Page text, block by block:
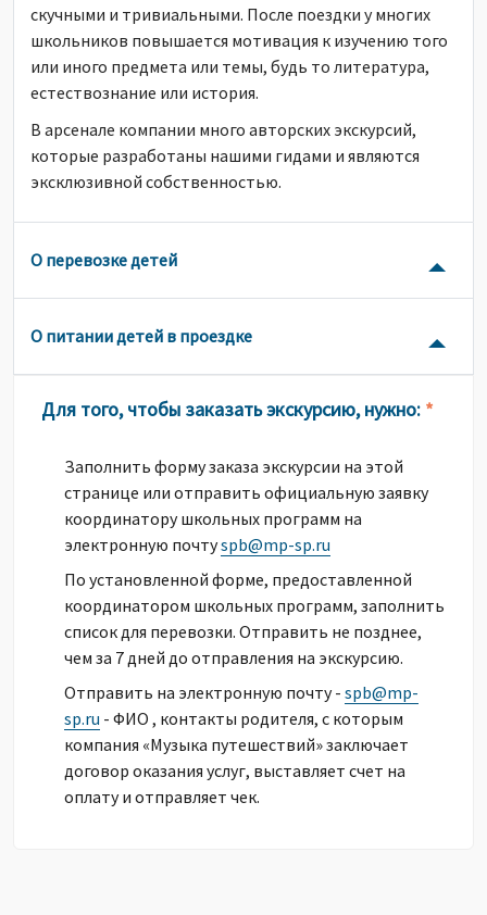
скучными и тривиальными. После поездки у многих
школьников повышается мотивация к изучению того
или иного предмета или темы, будь то литература,
естествознание или история.
В арсенале компании много авторских экскурсий,
которые разработаны нашими гидами и являются
эксклюзивной собственностью.
О перевозке детей
О питании детей в проездке
Для того, чтобы заказать экскурсию, нужно: *
Заполнить форму заказа экскурсии на этой
странице или отправить официальную заявку
координатору школьных программ на
электронную почтуspb@mp-sp.ru
По установленной форме, предоставленной
координатором школьных программ, заполнить
список для перевозки. Отправить не позднее,
чем за 7 дней до отправления на экскурсию.
Отправить на электронную почту - spb@mp-
sp.ru - ФИО , контакты родителя, с которым
компания «Музыка путешествий» заключает
договор оказания услуг, выставляет счет на
оплату и отправляет чек.